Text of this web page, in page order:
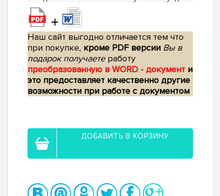
+
Наш сайт выгодно отличается тем что
при покупке, кроме PDF версии Вы в
подарок получаетеработу
преобразованную в WORD - документ и
это предоставляет качественно другие
возможности при работе с документом
ДОБАВИТЬ В КОРЗИНУ